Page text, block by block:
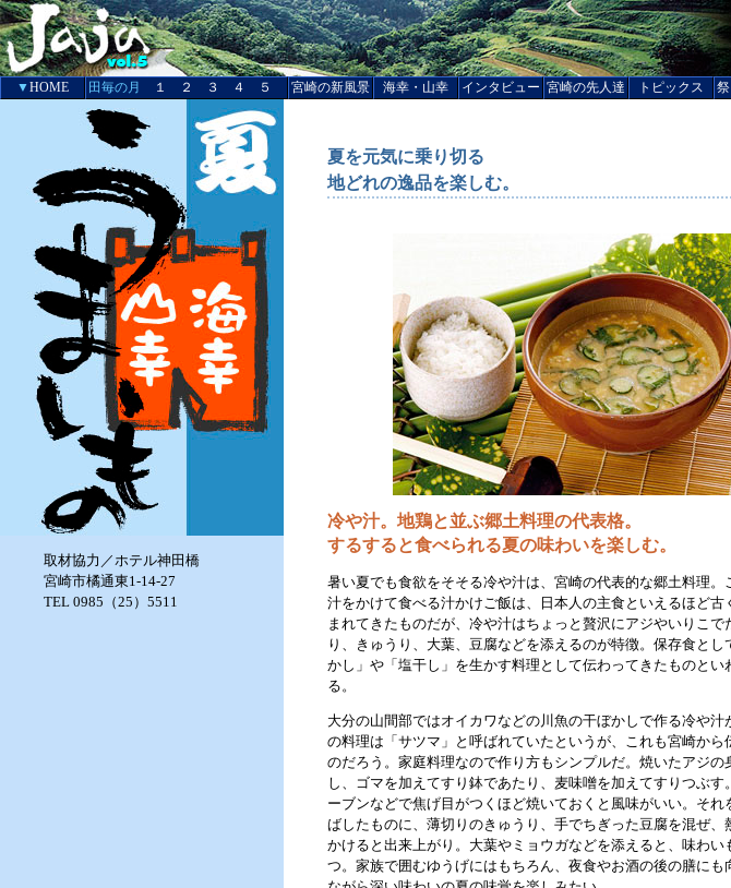
▼HOME 田毎の月 １ ２ ３ ４ ５ 宮崎の新風景 海幸・山幸 インタビュー 宮崎の先人達 トピックス
取材協力／ホテル神田橋
宮崎市橘通東1-14-27
TEL 0985（25）5511
夏を元気に乗り切る
地どれの逸品を楽しむ。
冷や汁。地鶏と並ぶ郷土料理の代表格。
するすると食べられる夏の味わいを楽しむ。
暑い夏でも食欲をそそる冷や汁は、宮崎の代表的な郷土料理。
汁をかけて食べる汁かけご飯は、日本人の主食といえるほど古
まれてきたものだが、冷や汁はちょっと贅沢にアジやいりこで
り、きゅうり、大葉、豆腐などを添えるのが特徴。保存食とし
かし」や「塩干し」を生かす料理として伝わってきたものとい
る。
大分の山間部ではオイカワなどの川魚の干ぼかしで作る冷や汁
の料理は「サツマ」と呼ばれていたというが、これも宮崎から
のだろう。家庭料理なので作り方もシンプルだ。焼いたアジの
し、ゴマを加えてすり鉢であたり、麦味噌を加えてすりつぶす
ーブンなどで焦げ目がつくほど焼いておくと風味がいい。それ
ばしたものに、薄切りのきゅうり、手でちぎった豆腐を混ぜ、
かけると出来上がり。大葉やミョウガなどを添えると、味わい
つ。家族で囲むゆうげにはもちろん、夜食やお酒の後の膳にも